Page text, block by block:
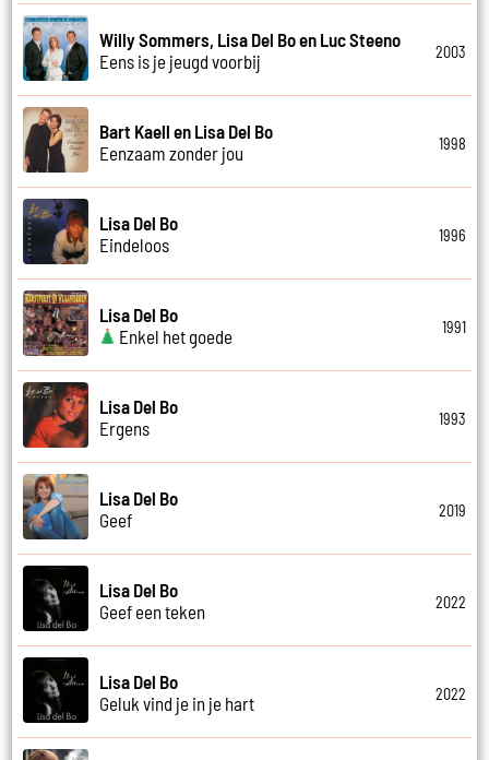
Willy Sommers, Lisa Del Bo en Luc Steeno
Eens is je jeugd voorbij
2003
Bart Kaell en Lisa Del Bo
Eenzaam zonder jou
1998
Lisa Del Bo
Eindeloos
1996
Lisa Del Bo
Enkel het goede
1991
Lisa Del Bo
Ergens
1993
Lisa Del Bo
Geef
2019
Lisa Del Bo
Geef een teken
2022
Lisa Del Bo
Geluk vind je in je hart
2022